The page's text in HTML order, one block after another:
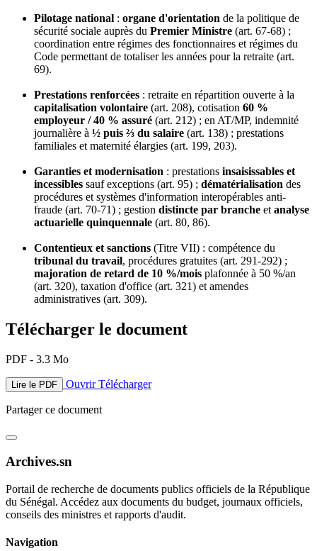
Pilotage national : organe d'orientation de la politique de
sécurité sociale auprès du Premier Ministre (art. 67-68) ;
coordination entre régimes des fonctionnaires et régimes du
Code permettant de totaliser les années pour la retraite (art.
69).
Prestations renforcées : retraite en répartition ouverte à la
capitalisation volontaire (art. 208), cotisation 60 %
employeur / 40 % assuré (art. 212) ; en AT/MP, indemnité
journalière à ½ puis ⅔ du salaire (art. 138) ; prestations
familiales et maternité élargies (art. 199, 203).
Garanties et modernisation : prestations insaisissables et
incessibles sauf exceptions (art. 95) ; dématérialisation des
procédures et systèmes d'information interopérables anti-
fraude (art. 70-71) ; gestion distincte par branche etanalyse
actuarielle quinquennale (art. 80, 86).
Contentieux et sanctions (Titre VII) : compétence du
tribunal du travail, procédures gratuites (art. 291-292) ;
majoration de retard de 10 %/mois plafonnée à 50 %/an
(art. 320), taxation d'office (art. 321) et amendes
administratives (art. 309).
Télécharger le document
PDF - 3.3 Mo
Lire le PDF OuvrirTélécharger
Partager ce document
Archives.sn
Portail de recherche de documents publics officiels de la République
du Sénégal. Accédez aux documents du budget, journaux officiels,
conseils des ministres et rapports d'audit.
Navigation